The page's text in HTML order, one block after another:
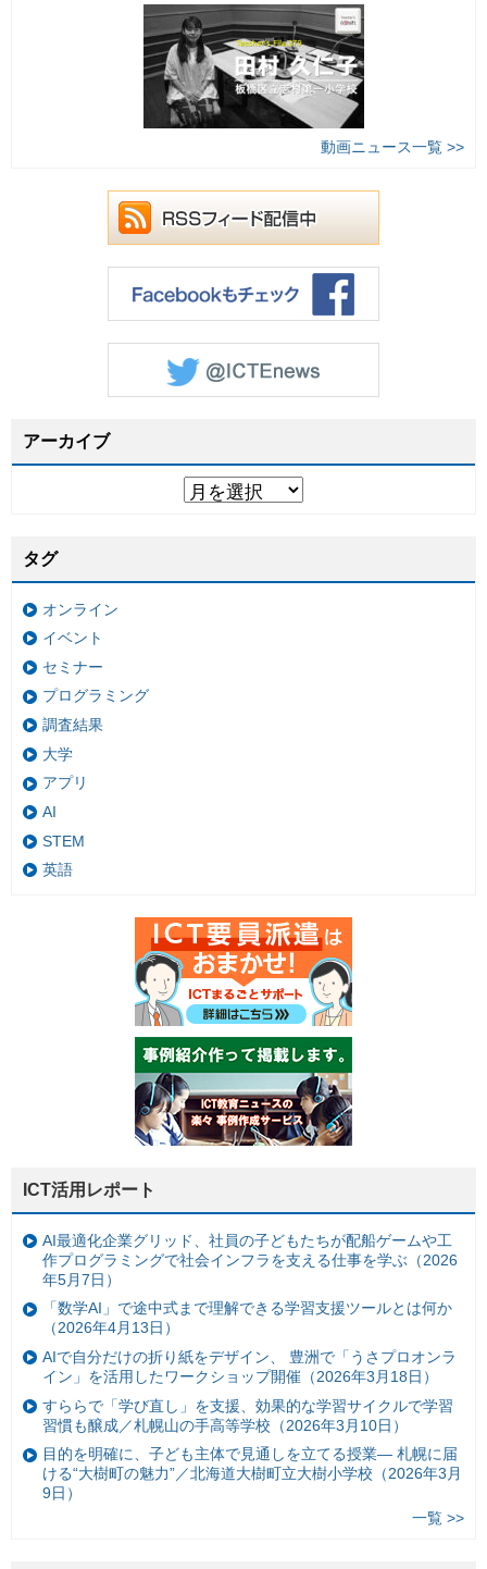
動画ニュース一覧 >>
アーカイブ
タグ
オンライン
イベント
セミナー
プログラミング
調査結果
大学
アプリ
AI
STEM
英語
ICT活用レポート
AI最適化企業グリッド、社員の子どもたちが配船ゲームや工
作プログラミングで社会インフラを支える仕事を学ぶ（2026
年5月7日）
「数学AI」で途中式まで理解できる学習支援ツールとは何か
（2026年4月13日）
AIで自分だけの折り紙をデザイン、 豊洲で「うさプロオンラ
イン」を活用したワークショップ開催（2026年3月18日）
すららで「学び直し」を支援、効果的な学習サイクルで学習
習慣も醸成／札幌山の手高等学校（2026年3月10日）
目的を明確に、子ども主体で見通しを立てる授業— 札幌に届
ける“大樹町の魅力”／北海道大樹町立大樹小学校（2026年3月
9日）
一覧 >>